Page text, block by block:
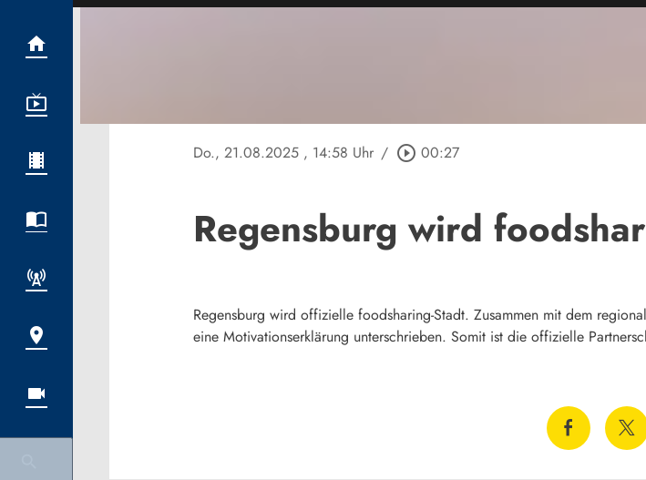
Do., 21.08.2025 , 14:58 Uhr / play_circle_outline 00:27
Regensburg wird
Regensburg wird offizielle foodsharing-Stadt. Zusammen mit dem
eine Motivationserklärung unterschrieben. Somit ist die offizielle